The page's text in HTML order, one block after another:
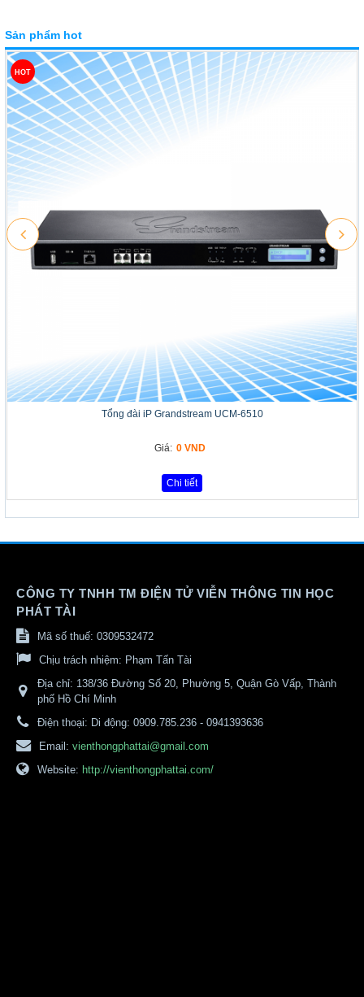
Sản phẩm hot
HOT
Tổng đài iP Grandstream UCM-6510
Giá: 0 VND
Chi tiết
CÔNG TY TNHH TM ĐIỆN TỬ VIỄN THÔNG TIN HỌC
PHÁT TÀI
Mã số thuế: 0309532472
Chịu trách nhiệm: Phạm Tấn Tài
Địa chỉ: 138/36 Đường Số 20, Phường 5, Quận Gò Vấp, Thành
phố Hồ Chí Minh
Điện thoại: Di động: 0909.785.236 - 0941393636
Email: vienthongphattai@gmail.com
Website: http://vienthongphattai.com/